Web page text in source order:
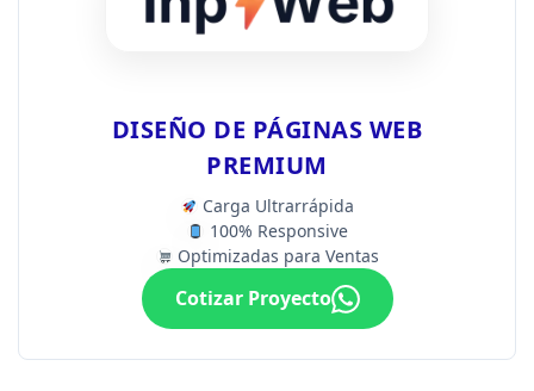
DISEÑO DE PÁGINAS WEB
PREMIUM
Carga Ultrarrápida
100% Responsive
Optimizadas para Ventas
Cotizar Proyecto